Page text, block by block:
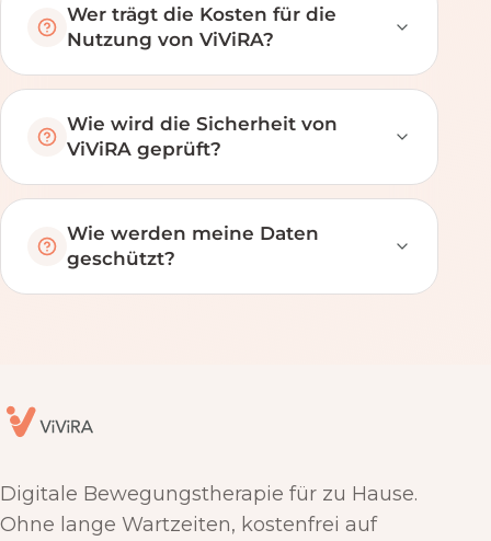
Wer trägt die Kosten für die
Nutzung von ViViRA?
Wie wird die Sicherheit von
ViViRA geprüft?
Wie werden meine Daten
geschützt?
Digitale Bewegungstherapie für zu Hause.
Ohne lange Wartzeiten, kostenfrei auf